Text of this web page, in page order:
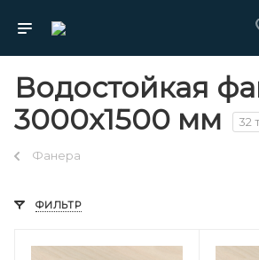
Водостойкая
3000х1500 мм
32
Фанера
ФИЛЬТР